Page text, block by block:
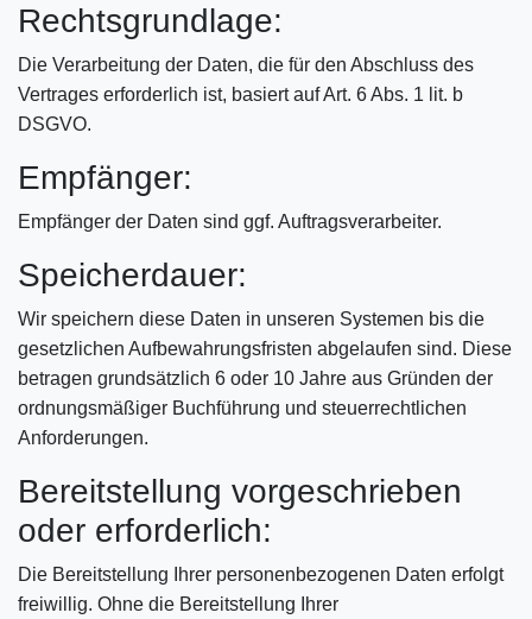
Rechtsgrundlage:
Die Verarbeitung der Daten, die für den Abschluss des
Vertrages erforderlich ist, basiert auf Art. 6 Abs. 1 lit. b
DSGVO.
Empfänger:
Empfänger der Daten sind ggf. Auftragsverarbeiter.
Speicherdauer:
Wir speichern diese Daten in unseren Systemen bis die
gesetzlichen Aufbewahrungsfristen abgelaufen sind. Diese
betragen grundsätzlich 6 oder 10 Jahre aus Gründen der
ordnungsmäßiger Buchführung und steuerrechtlichen
Anforderungen.
Bereitstellung vorgeschrieben
oder erforderlich:
Die Bereitstellung Ihrer personenbezogenen Daten erfolgt
freiwillig. Ohne die Bereitstellung Ihrer